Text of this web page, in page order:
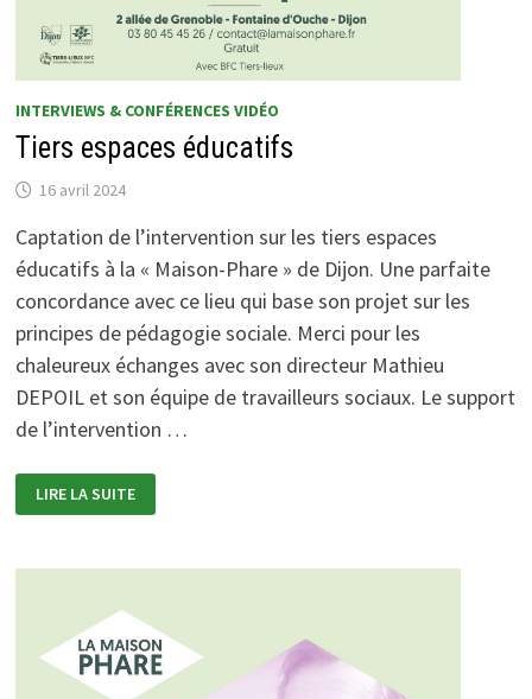
INTERVIEWS & CONFÉRENCES VIDÉO
Tiers espaces éducatifs
16 avril 2024
Captation de l’intervention sur les tiers espaces
éducatifs à la « Maison-Phare » de Dijon. Une parfaite
concordance avec ce lieu qui base son projet sur les
principes de pédagogie sociale. Merci pour les
chaleureux échanges avec son directeur Mathieu
DEPOIL et son équipe de travailleurs sociaux. Le support
de l’intervention …
TIERS
ESPACES
ÉDUCATIFS
LIRE LA SUITE